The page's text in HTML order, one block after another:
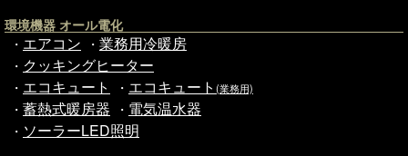
環境機器 オール電化
・ エアコン ・ 業務用冷暖房
・ クッキングヒーター
・ エコキュート ・ エコキュート (業務用)
・ 蓄熱式暖房器 ・ 電気温水器
・ ソーラーLED照明